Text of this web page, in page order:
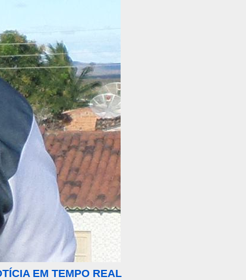
EM TEMPO REAL